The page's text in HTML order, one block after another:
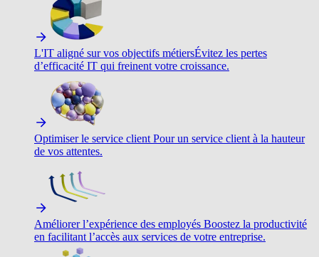
L'IT aligné sur vos objectifs métiersÉvitez les pertes
d’efficacité IT qui freinent votre croissance.
Optimiser le service client Pour un service client à la hauteur
de vos attentes.
Améliorer l’expérience des employés Boostez la productivité
en facilitant l’accès aux services de votre entreprise.